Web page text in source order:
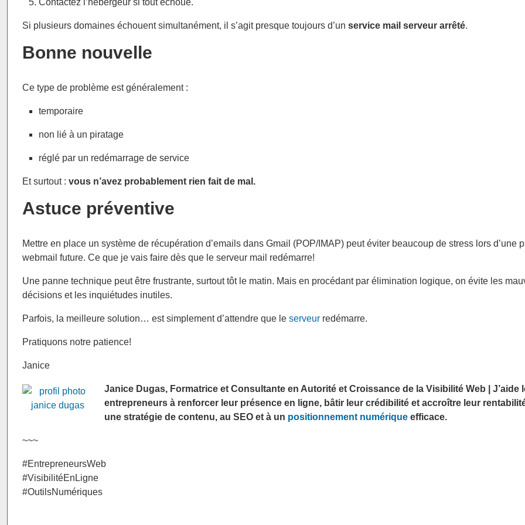
Contactez l’hébergeur si tout échoue.
Si plusieurs domaines échouent simultanément, il s’agit presque toujours d’un service mail serveur arrêté.
Bonne nouvelle
Ce type de problème est généralement :
temporaire
non lié à un piratage
réglé par un redémarrage de service
Et surtout : vous n’avez probablement rien fait de mal.
Astuce préventive
Mettre en place un système de récupération d’emails dans Gmail (POP/IMAP) peut éviter beaucoup de stress lors d’une
webmail future. Ce que je vais faire dès que le serveur mail redémarre!
Une panne technique peut être frustrante, surtout tôt le matin. Mais en procédant par élimination logique, on évite les
décisions et les inquiétudes inutiles.
Parfois, la meilleure solution… est simplement d’attendre que le serveur redémarre.
Pratiquons notre patience!
Janice
Janice Dugas, Formatrice et Consultante en Autorité et Croissance de la Visibilité Web | J’aide
entrepreneurs à renforcer leur présence en ligne, bâtir leur crédibilité et accroître leur
une stratégie de contenu, au SEO et à un positionnement numérique efficace.
~~~
#EntrepreneursWeb
#VisibilitéEnLigne
#OutilsNumériques